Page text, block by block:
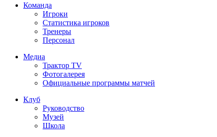
Команда
Игроки
Статистика игроков
Тренеры
Персонал
Медиа
Трактор TV
Фотогалерея
Официальные программы матчей
Клуб
Руководство
Музей
Школа